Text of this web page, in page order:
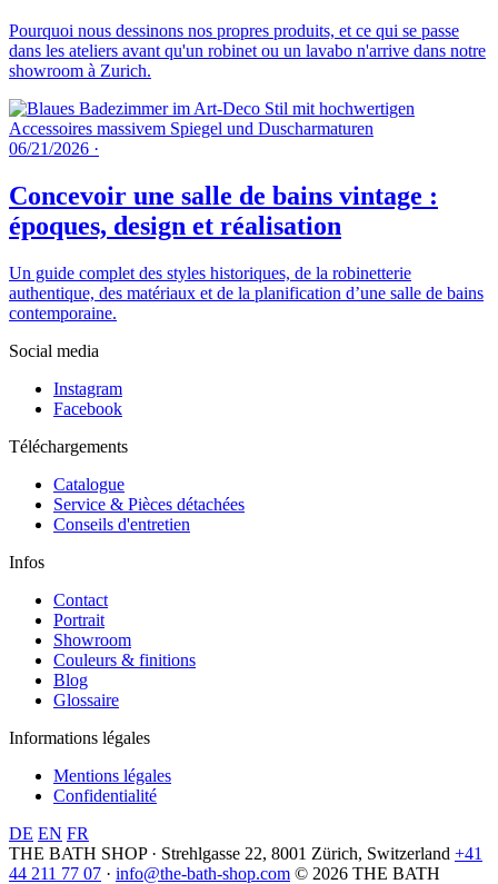
Pourquoi nous dessinons nos propres produits, et ce qui se passe
dans les ateliers avant qu'un robinet ou un lavabo n'arrive dans notre
showroom à Zurich.
06/21/2026 ·
Concevoir une salle de bains vintage :
époques, design et réalisation
Un guide complet des styles historiques, de la robinetterie
authentique, des matériaux et de la planification d’une salle de bains
contemporaine.
Social media
Instagram
Facebook
Téléchargements
Catalogue
Service & Pièces détachées
Conseils d'entretien
Infos
Contact
Portrait
Showroom
Couleurs & finitions
Blog
Glossaire
Informations légales
Mentions légales
Confidentialité
DE EN FR
THE BATH SHOP · Strehlgasse 22, 8001 Zürich, Switzerland +41
44 211 77 07 · info@the-bath-shop.com © 2026 THE BATH